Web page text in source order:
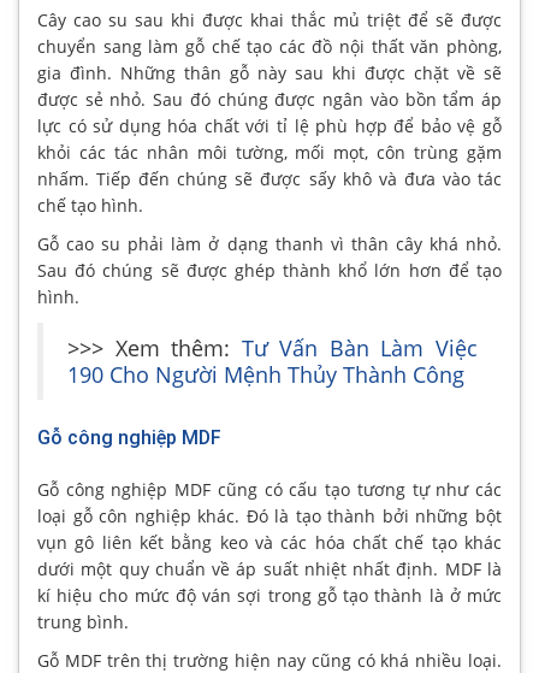
Cây cao su sau khi được khai thắc mủ triệt để sẽ được
chuyển sang làm gỗ chế tạo các đồ nội thất văn phòng,
gia đình. Những thân gỗ này sau khi được chặt về sẽ
được sẻ nhỏ. Sau đó chúng được ngân vào bồn tẩm áp
lực có sử dụng hóa chất với tỉ lệ phù hợp để bảo vệ gỗ
khỏi các tác nhân môi tường, mối mọt, côn trùng gặm
nhấm. Tiếp đến chúng sẽ được sấy khô và đưa vào tác
chế tạo hình.
Gỗ cao su phải làm ở dạng thanh vì thân cây khá nhỏ.
Sau đó chúng sẽ được ghép thành khổ lớn hơn để tạo
hình.
>>> Xem thêm: Tư Vấn Bàn Làm Việc
190 Cho Người Mệnh Thủy Thành Công
Gỗ công nghiệp MDF
Gỗ công nghiệp MDF cũng có cấu tạo tương tự như các
loại gỗ côn nghiệp khác. Đó là tạo thành bởi những bột
vụn gô liên kết bằng keo và các hóa chất chế tạo khác
dưới một quy chuẩn về áp suất nhiệt nhất định. MDF là
kí hiệu cho mức độ ván sợi trong gỗ tạo thành là ở mức
trung bình.
Gỗ MDF trên thị trường hiện nay cũng có khá nhiều loại.